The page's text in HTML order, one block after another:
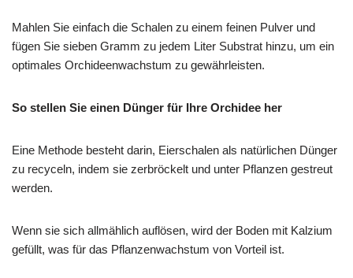
Mahlen Sie einfach die Schalen zu einem feinen Pulver und
fügen Sie sieben Gramm zu jedem Liter Substrat hinzu, um ein
optimales Orchideenwachstum zu gewährleisten.
So stellen Sie einen Dünger für Ihre Orchidee her
Eine Methode besteht darin, Eierschalen als natürlichen Dünger
zu recyceln, indem sie zerbröckelt und unter Pflanzen gestreut
werden.
Wenn sie sich allmählich auflösen, wird der Boden mit Kalzium
gefüllt, was für das Pflanzenwachstum von Vorteil ist.